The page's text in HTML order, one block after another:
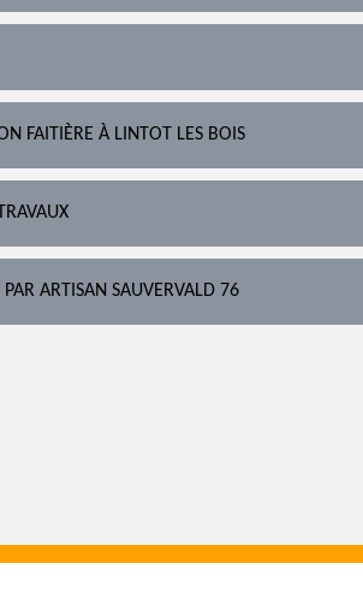
FAITIÈRE À LINTOT LES BOIS
PAR ARTISAN SAUVERVALD 76